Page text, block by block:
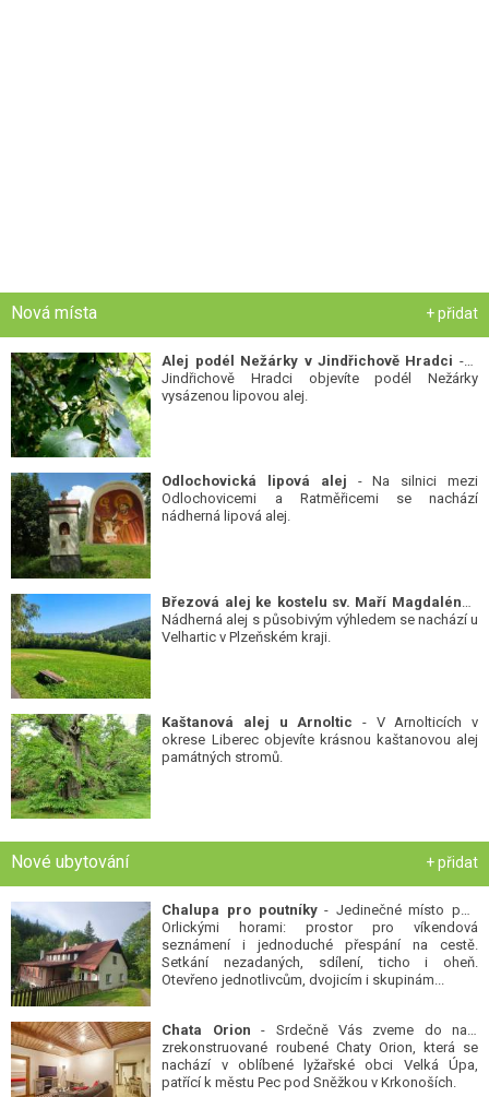
Nová místa + přidat
Alej podél Nežárky v Jindřichově Hradci - V
Jindřichově Hradci objevíte podél Nežárky
vysázenou lipovou alej.
Odlochovická lipová alej - Na silnici mezi
Odlochovicemi a Ratměřicemi se nachází
nádherná lipová alej.
Nádherná alej s působivým výhledem se nachází u
Velhartic v Plzeňském kraji.
Kaštanová alej u Arnoltic - V Arnolticích v
okrese Liberec objevíte krásnou kaštanovou alej
památných stromů.
Nové ubytování + přidat
Chalupa pro poutníky- Jedinečné místo pod
Orlickými horami: prostor pro víkendová
seznámení i jednoduché přespání na cestě.
Setkání nezadaných, sdílení, ticho i oheň.
Otevřeno jednotlivcům, dvojicím i skupinám...
Chata Orion - Srdečně Vás zveme do naší
zrekonstruované roubené Chaty Orion, která se
nachází v oblíbené lyžařské obci Velká Úpa,
patřící k městu Pec pod Sněžkou v Krkonoších.